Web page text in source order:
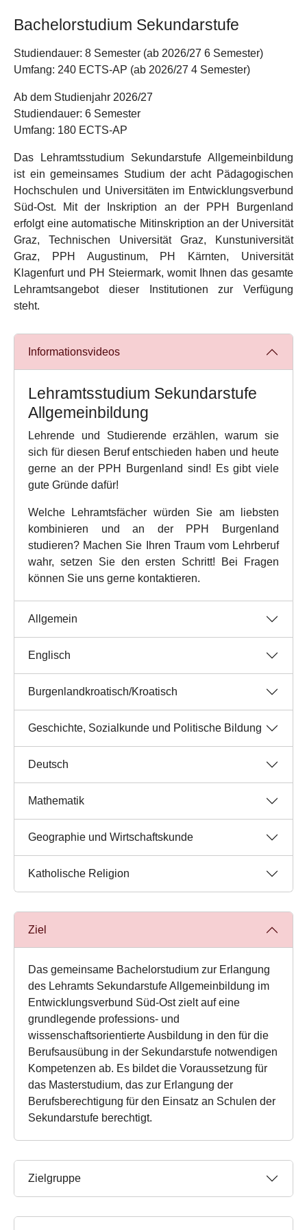
Bachelorstudium Sekundarstufe
Studiendauer: 8 Semester (ab 2026/27 6 Semester)
Umfang: 240 ECTS-AP (ab 2026/27 4 Semester)
Ab dem Studienjahr 2026/27
Studiendauer: 6 Semester
Umfang: 180 ECTS-AP
Das Lehramtsstudium Sekundarstufe Allgemeinbildung
ist ein gemeinsames Studium der acht Pädagogischen
Hochschulen und Universitäten im Entwicklungsverbund
Süd-Ost. Mit der Inskription an der PPH Burgenland
erfolgt eine automatische Mitinskription an der Universität
Graz, Technischen Universität Graz, Kunstuniversität
Graz, PPH Augustinum, PH Kärnten, Universität
Klagenfurt und PH Steiermark, womit Ihnen das gesamte
Lehramtsangebot dieser Institutionen zur Verfügung
steht.
Informationsvideos
Lehramtsstudium Sekundarstufe
Allgemeinbildung
Lehrende und Studierende erzählen, warum sie
sich für diesen Beruf entschieden haben und heute
gerne an der PPH Burgenland sind! Es gibt viele
gute Gründe dafür!
Welche Lehramtsfächer würden Sie am liebsten
kombinieren und an der PPH Burgenland
studieren? Machen Sie Ihren Traum vom Lehrberuf
wahr, setzen Sie den ersten Schritt! Bei Fragen
können Sie uns gerne kontaktieren.
Allgemein
Englisch
Burgenlandkroatisch/Kroatisch
Geschichte, Sozialkunde und Politische Bildung
Deutsch
Mathematik
Geographie und Wirtschaftskunde
Katholische Religion
Ziel
Das gemeinsame Bachelorstudium zur Erlangung
des Lehramts Sekundarstufe Allgemeinbildung im
Entwicklungsverbund Süd‐Ost zielt auf eine
grundlegende professions- und
wissenschaftsorientierte Ausbildung in den für die
Berufsausübung in der Sekundarstufe notwendigen
Kompetenzen ab. Es bildet die Voraussetzung für
das Masterstudium, das zur Erlangung der
Berufsberechtigung für den Einsatz an Schulen der
Sekundarstufe berechtigt.
Zielgruppe